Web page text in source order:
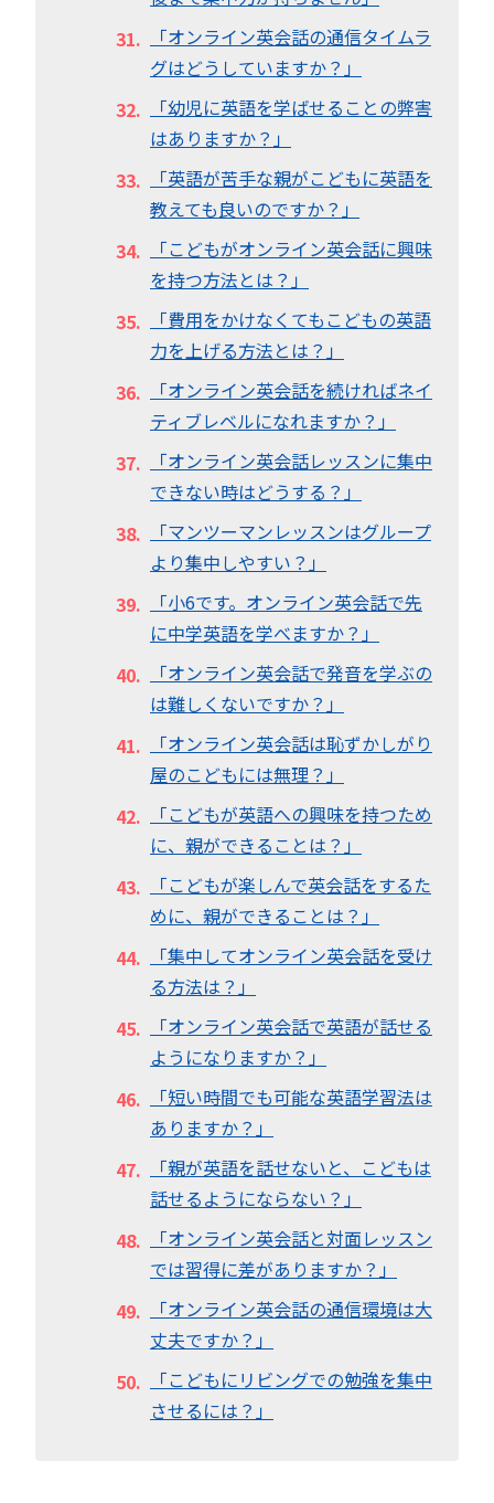
「オンライン英会話の通信タイムラ
グはどうしていますか？」
「幼児に英語を学ばせることの弊害
はありますか？」
「英語が苦手な親がこどもに英語を
教えても良いのですか？」
「こどもがオンライン英会話に興味
を持つ方法とは？」
「費用をかけなくてもこどもの英語
力を上げる方法とは？」
「オンライン英会話を続ければネイ
ティブレベルになれますか？」
「オンライン英会話レッスンに集中
できない時はどうする？」
「マンツーマンレッスンはグループ
より集中しやすい？」
「小6です。オンライン英会話で先
に中学英語を学べますか？」
「オンライン英会話で発音を学ぶの
は難しくないですか？」
「オンライン英会話は恥ずかしがり
屋のこどもには無理？」
「こどもが英語への興味を持つため
に、親ができることは？」
「こどもが楽しんで英会話をするた
めに、親ができることは？」
「集中してオンライン英会話を受け
る方法は？」
「オンライン英会話で英語が話せる
ようになりますか？」
「短い時間でも可能な英語学習法は
ありますか？」
「親が英語を話せないと、こどもは
話せるようにならない？」
「オンライン英会話と対面レッスン
では習得に差がありますか？」
「オンライン英会話の通信環境は大
丈夫ですか？」
「こどもにリビングでの勉強を集中
させるには？」